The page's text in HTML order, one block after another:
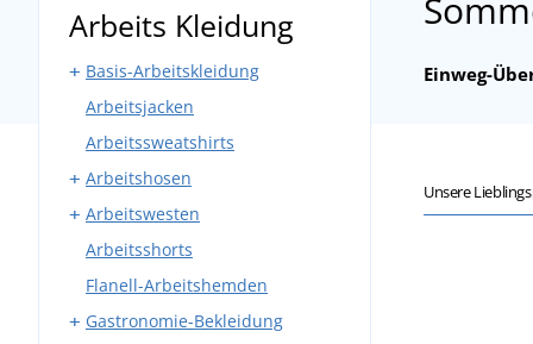
Einweg-
Arbeits Kleidung
Basis-Arbeitskleidung
Arbeitshosen mit Latz
Arbeitshosen ohne Latz
Bundjacken
Arbeitskleidung Sets
Overalls
Winter-Arbeitskleidung
Arbeitsjacken
Arbeitssweatshirts
Arbeitshosen
Bundhosen
Latzhosen
Arbeitswesten
Westen mit Taschen
Winter-Arbeitswesten
Arbeitsshorts
Flanell-Arbeitshemden
Gastronomie-Bekleidung
Unsere